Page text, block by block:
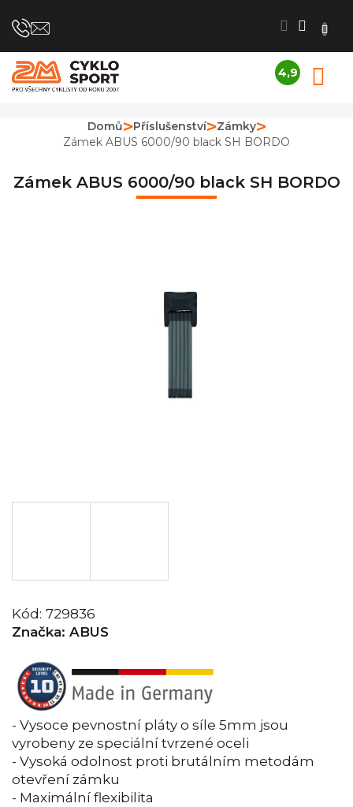
na
4,9
je
4,9
hvězdiček.
Domů Příslušenství
Zámky
Zámek ABUS 6000/90 black SH BORDO
Zámek ABUS 6000/90 black SH BORDO
Kód: 729836
Značka: ABUS
- Vysoce pevnostní pláty o síle 5mm jsou
vyrobeny ze speciální tvrzené oceli
- Vysoká odolnost proti brutálním metodám
otevření zámku
- Maximální flexibilita